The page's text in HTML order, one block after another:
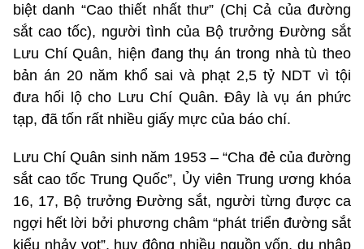
biệt danh “Cao thiết nhất thư” (Chị Cả của đường
sắt cao tốc), người tình của Bộ trưởng Đường sắt
Lưu Chí Quân, hiện đang thụ án trong nhà tù theo
bản án 20 năm khổ sai và phạt 2,5 tỷ NDT vì tội
đưa hối lộ cho Lưu Chí Quân. Đây là vụ án phức
tạp, đã tốn rất nhiều giấy mực của báo chí.
Lưu Chí Quân sinh năm 1953 – “Cha đẻ của đường
sắt cao tốc Trung Quốc”, Ủy viên Trung ương khóa
16, 17, Bộ trưởng Đường sắt, người từng được ca
ngợi hết lời bởi phương châm “phát triển đường sắt
kiểu nhảy vọt”, huy động nhiều nguồn vốn, du nhập